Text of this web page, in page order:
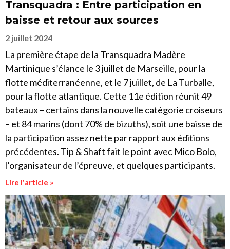
Transquadra : Entre participation en
baisse et retour aux sources
2 juillet 2024
La première étape de la Transquadra Madère
Martinique s’élance le 3 juillet de Marseille, pour la
flotte méditerranéenne, et le 7 juillet, de La Turballe,
pour la flotte atlantique. Cette 11e édition réunit 49
bateaux – certains dans la nouvelle catégorie croiseurs
– et 84 marins (dont 70% de bizuths), soit une baisse de
la participation assez nette par rapport aux éditions
précédentes. Tip & Shaft fait le point avec Mico Bolo,
l’organisateur de l’épreuve, et quelques participants.
Lire l'article »